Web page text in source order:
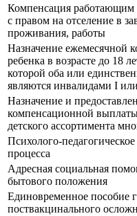
Компенсация работающим
с правом на отселение в
проживания, работы
Назначение ежемесячной
ребенка в возрасте до 18
которой оба или
являются инвалидами I
Назначение и
компенсационной
детского ассортимента
Психолого-
процесса
Адресная социальная
бытового положения
Единовременное пособие
поствакцинального